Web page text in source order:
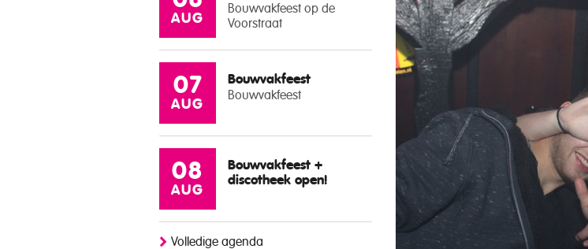
AUG
Bouwvakfeest op de
Voorstraat
07
AUG
Bouwvakfeest
Bouwvakfeest
08
AUG
Bouwvakfeest +
discotheek open!
Volledige agenda